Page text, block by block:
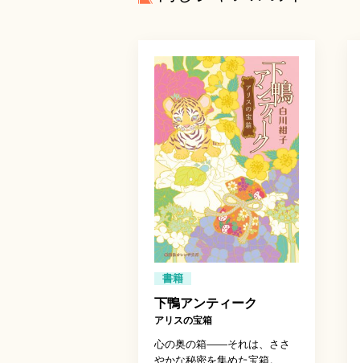
書籍
下鴨アンティーク
アリスの宝箱
心の奥の箱――それは、ささ
やかな秘密を集めた宝箱。